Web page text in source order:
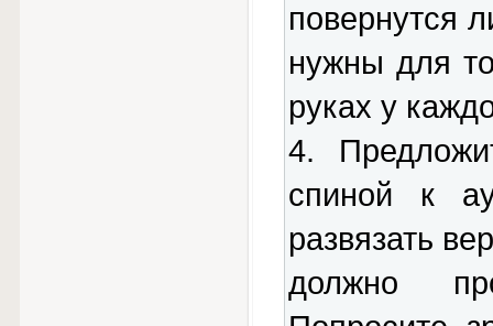
повернутся
нужны для
руках у
4.
спиной к
развязать
должно